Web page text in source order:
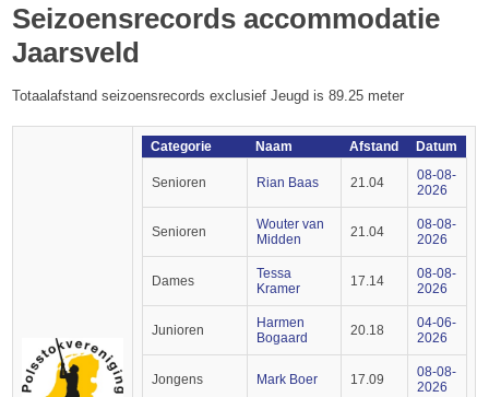
Seizoensrecords accommodatie
Jaarsveld
Totaalafstand seizoensrecords exclusief Jeugd is 89.25 meter
Categorie Naam Afstand Datum
Senioren Rian Baas 21.04
08-08-
2026
Senioren
Wouter van
Midden
21.04
08-08-
2026
Dames
Tessa
Kramer
17.14
08-08-
2026
Junioren
Harmen
Bogaard
20.18
04-06-
2026
Jongens Mark Boer 17.09
08-08-
2026